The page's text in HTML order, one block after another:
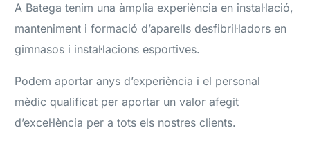
A Batega tenim una àmplia experiència en instal·lació,
manteniment i formació d’aparells desfibril·ladors en
gimnasos i instal·lacions esportives.
Podem aportar anys d’experiència i el personal
mèdic qualificat per aportar un valor afegit
d’excel·lència per a tots els nostres clients.